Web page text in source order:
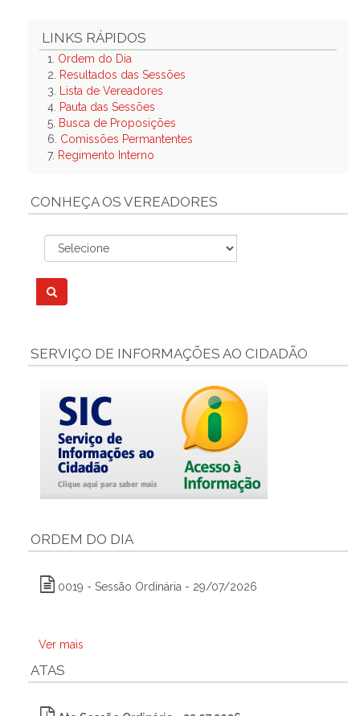
LINKS RÁPIDOS
1. Ordem do Dia
2.
Resultados das Sessões
3.
Lista de Vereadores
4. Pauta das Sessões
5. Busca de Proposições
6. Comissões Permantentes
7. Regimento Interno
CONHEÇA OS VEREADORES
SERVIÇO DE INFORMAÇÕES AO CIDADÃO
ORDEM DO DIA
0019 - Sessão Ordinária - 29/07/2026
Ver mais
ATAS